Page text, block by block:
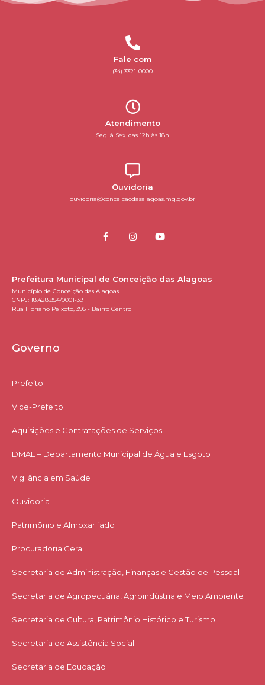
Fale com
(34) 3321-0000
Atendimento
Seg. à Sex. das 12h às 18h
Ouvidoria
ouvidoria@conceicaodasalagoas.mg.gov.br
Prefeitura Municipal de Conceição das Alagoas
Município de Conceição das Alagoas
CNPJ: 18.428.854/0001-39
Rua Floriano Peixoto, 395 - Bairro Centro
Governo
Prefeito
Vice-Prefeito
Aquisições e Contratações de Serviços​
DMAE – Departamento Municipal de Água e Esgoto
Vigilância em Saúde
Ouvidoria
Patrimônio e Almoxarifado
Procuradoria Geral
Secretaria de Administração, Finanças e Gestão de Pessoal
Secretaria de Agropecuária, Agroindústria e Meio Ambiente
Secretaria de Cultura, Patrimônio Histórico e Turismo
Secretaria de Assistência Social
Secretaria de Educação